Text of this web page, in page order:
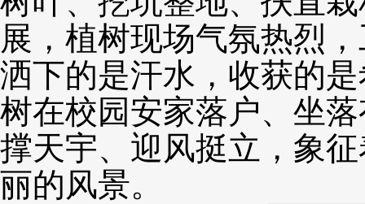
展 ，植树现场气氛热烈
洒下的是汗水，收获的
树在校园安家落户、坐
撑天宇、迎风挺立，象
丽的风景。